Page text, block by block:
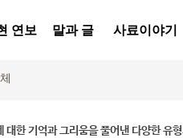
연보 말과 글 사료이야기
대한 기억과 그리움을 풀어낸 다양한 유